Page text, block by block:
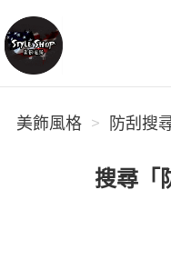
美飾風格
美飾風格 防刮搜
搜尋「